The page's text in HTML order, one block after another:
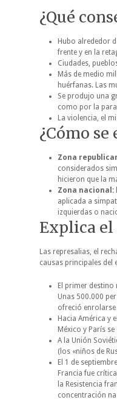
¿Qué
Hubo alrededor
frente y en la
Ciudades,
Más de medio
huérfanas. Las
Se produjo una
como por la
La violencia, el
¿Cómo
Zona
considerados
hicieron que la
Zona nacional:
aplicada a
izquierdas o
Explica
Las represalias, el
causas principales del
El primer
Unas 500.000
ofreció enrolarse
Hacia América y
México y París
A la Unión
(los «niños de
El 1 de
Francia fue
la Resistencia
concentración